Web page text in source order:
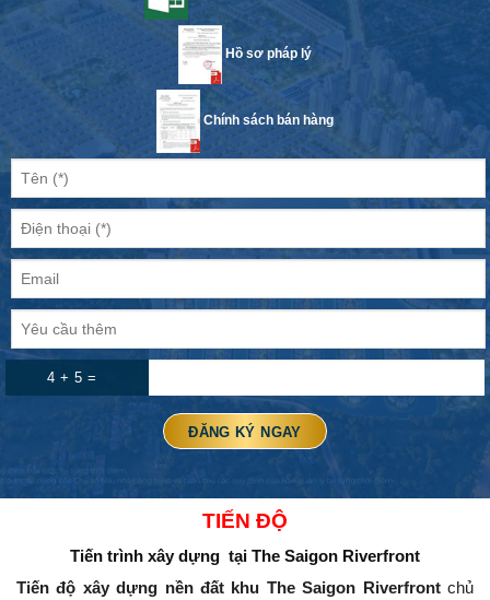
Hồ sơ pháp lý
Chính sách bán hàng
4 + 5 =
TIẾN ĐỘ
Tiến trình xây dựng tại The Saigon Riverfront
Tiến độ xây dựng nền đất khu The Saigon Riverfrontchủ